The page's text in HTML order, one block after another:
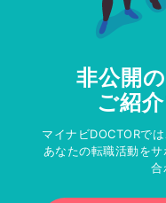
非公開
ご紹
マイナビDOCTORで
あなたの転職活動を
合